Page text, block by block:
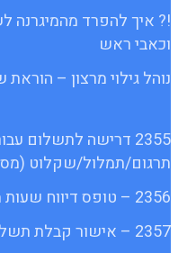
!? איך להפרד מהמיגרנה
וכאבי ראש
נוהל גילוי מרצון –
2355 דרישה לתשלום
תרגום/תמלול/שקלוט
2356 – טופס דיווח שעות מתן שירותי תרגום/תמלול
2357 – אישור קבלת תשלום בגין תרגום/תמלול